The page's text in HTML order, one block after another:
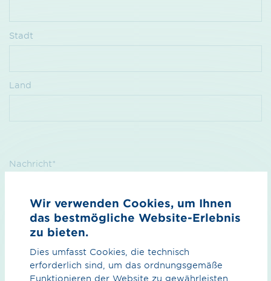
Stadt
Land
Nachricht*
Wir verwenden Cookies, um Ihnen
das bestmögliche Website-Erlebnis
zu bieten.
Dies umfasst Cookies, die technisch
erforderlich sind, um das ordnungsgemäße
Funktionieren der Website zu gewährleisten,